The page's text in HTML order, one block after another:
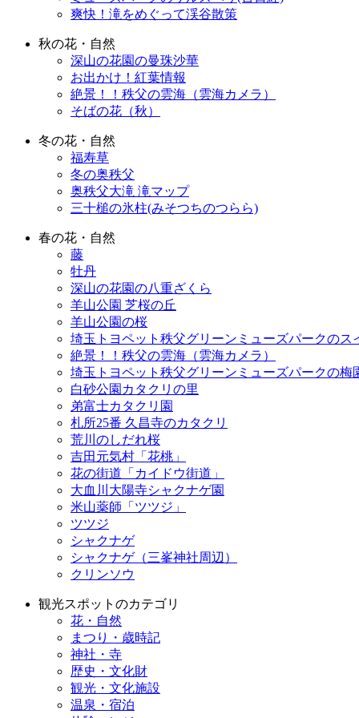
爽快！滝をめぐって渓谷散策
秋の花・自然
深山の花園の曼珠沙華
お出かけ！紅葉情報
絶景！！秩父の雲海（雲海カメラ）
そばの花（秋）
冬の花・自然
福寿草
冬の奥秩父
奥秩父大滝 滝マップ
三十槌の氷柱(みそつちのつらら)
春の花・自然
藤
牡丹
深山の花園の八重ざくら
羊山公園 芝桜の丘
羊山公園の桜
埼玉トヨペット秩父グリーンミューズパークのス
絶景！！秩父の雲海（雲海カメラ）
埼玉トヨペット秩父グリーンミューズパークの梅
白砂公園カタクリの里
弟富士カタクリ園
札所25番 久昌寺のカタクリ
荒川のしだれ桜
吉田元気村「花桃」
花の街道「カイドウ街道」
大血川大陽寺シャクナゲ園
米山薬師「ツツジ」
ツツジ
シャクナゲ
シャクナゲ（三峯神社周辺）
クリンソウ
観光スポットのカテゴリ
花・自然
まつり・歳時記
神社・寺
歴史・文化財
観光・文化施設
温泉・宿泊